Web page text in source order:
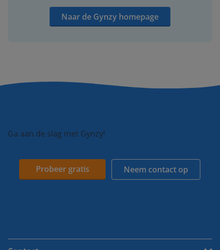
Naar de Gynzy homepage
Ga aan de slag met Gynzy!
Probeer gratis Neem contact op